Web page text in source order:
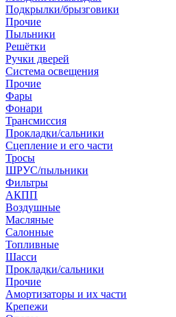
Подкрылки/брызговики
Прочие
Пыльники
Решётки
Ручки дверей
Система освещения
Прочие
Фары
Фонари
Трансмиссия
Прокладки/сальники
Сцепление и его части
Тросы
ШРУС/пыльники
Фильтры
АКПП
Воздушные
Масляные
Салонные
Топливные
Шасси
Прокладки/сальники
Прочие
Амортизаторы и их части
Крепежи